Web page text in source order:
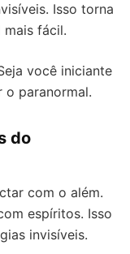
Isso torna
fácil.
você iniciante
o paranormal.
do
com o além.
espíritos. Isso
invisíveis.